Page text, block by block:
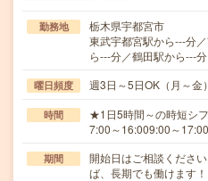
勤務地
栃木県宇都宮市
東武宇都宮駅から---分
ら---分／鶴田駅から---分
曜日頻度 週3日～5日OK（月～
時間
★1日5時間～の時短シ
7:00～16:009:00～
期間
開始日はご相談くだ
ば、長期でも働けます！